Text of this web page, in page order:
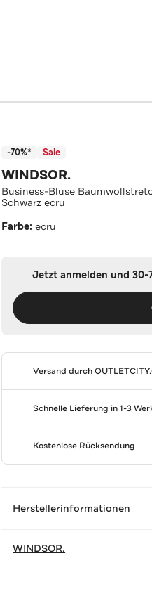
-70%* Sale
WINDSOR.
Business-Bluse
Schwarz ecru
Farbe:ecru
Jetzt anmelden und 30-
Versand durch
Schnelle Lieferung in 1-3
Kostenlose Rücksendung
Herstellerinformationen
WINDSOR.